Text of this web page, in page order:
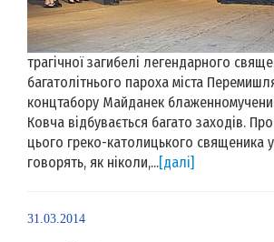
трагічної загибелі легендарного
багатолітнього пароха міста
концтабору Майданек
Ковча відбувається багато заходів.
цього греко-католицького священика
говорять, як ніколи,...[далі]
31.03.2014